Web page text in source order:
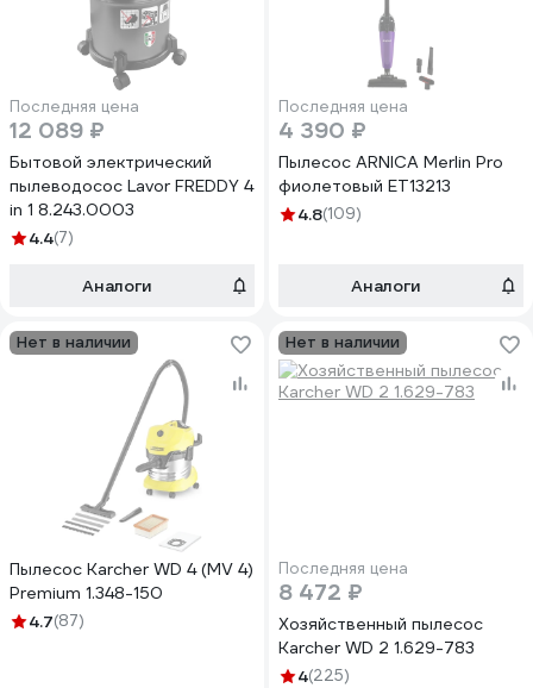
Последняя цена
12 089 ₽
Бытовой электрический
пылеводосос Lavor FREDDY 4
in 1 8.243.0003
4.4(7)
Аналоги
Последняя цена
4 390 ₽
Пылесос ARNICA Merlin Pro
фиолетовый ET13213
4.8(109)
Аналоги
Нет в наличии
Пылесос Karcher WD 4 (MV 4)
Premium 1.348-150
4.7(87)
Нет в наличии
Последняя цена
8 472 ₽
Хозяйственный пылесос
Karcher WD 2 1.629-783
4(225)